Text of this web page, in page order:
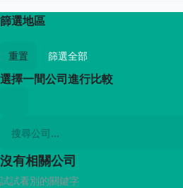
篩選地區
重置 篩選全部
選擇一間公司進行比較
沒有相關公司
試試看別的關鍵字